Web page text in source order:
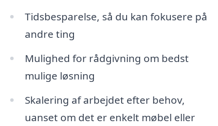
Tidsbesparelse, så du kan fokusere på
andre ting
Mulighed for rådgivning om bedst
mulige løsning
Skalering af arbejdet efter behov,
uanset om det er enkelt møbel eller